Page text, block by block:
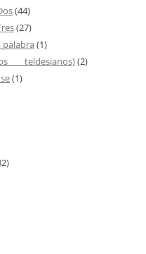
(44)
(27)
palabra (1)
___ teldesianos)(2)
(1)